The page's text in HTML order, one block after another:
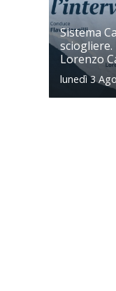
Sistema
Lorenzo
lunedì 3